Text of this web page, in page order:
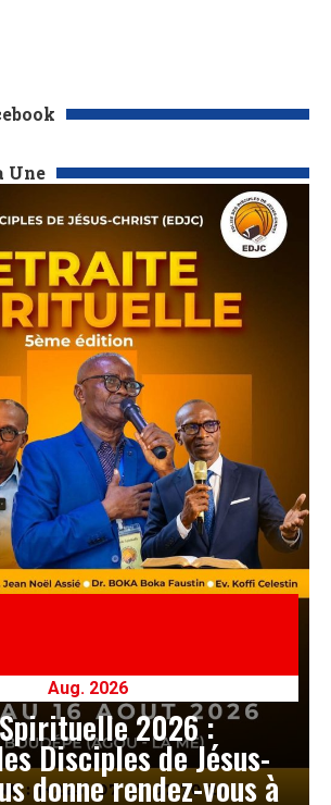
Une
Aug. 2026
2026 :
Disciples de Jésus-
donne rendez-vous à